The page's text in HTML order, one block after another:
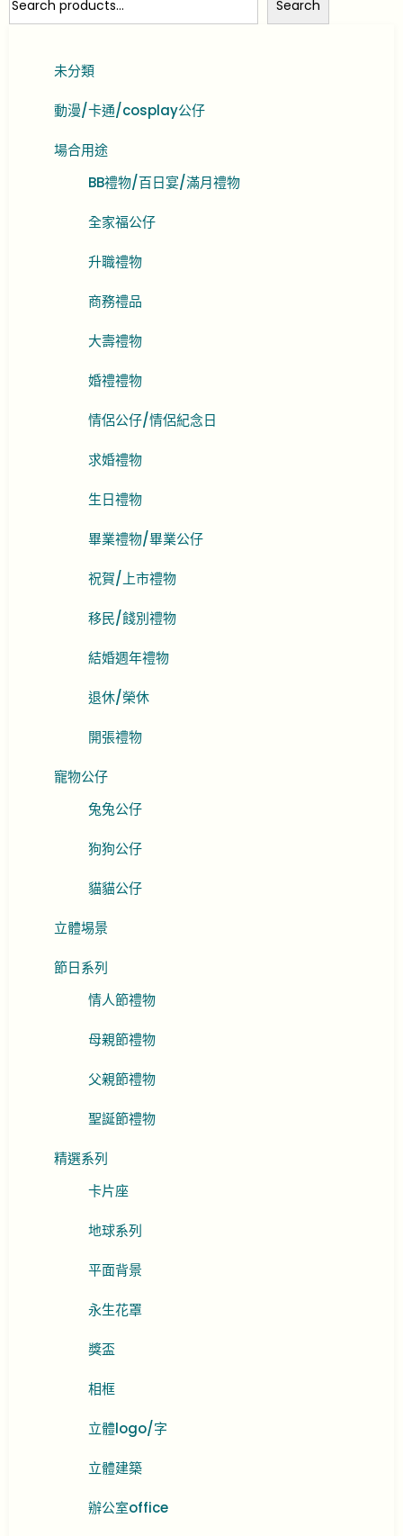
Search
未分類
動漫/卡通/cosplay公仔
場合用途
BB禮物/百日宴/滿月禮物
全家福公仔
升職禮物
商務禮品
大壽禮物
婚禮禮物
情侶公仔/情侶紀念日
求婚禮物
生日禮物
畢業禮物/畢業公仔
祝賀/上市禮物
移民/餞別禮物
結婚週年禮物
退休/榮休
開張禮物
寵物公仔
兔兔公仔
狗狗公仔
貓貓公仔
立體埸景
節日系列
情人節禮物
母親節禮物
父親節禮物
聖誕節禮物
精選系列
卡片座
地球系列
平面背景
永生花罩
獎盃
相框
立體logo/字
立體建築
辦公室office